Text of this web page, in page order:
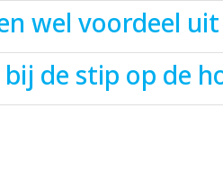
wel voordeel uit
de stip op de